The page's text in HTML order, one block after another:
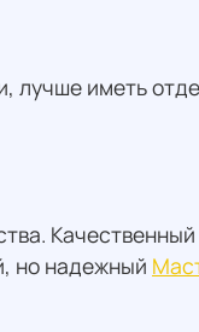
лучше иметь
но надежный